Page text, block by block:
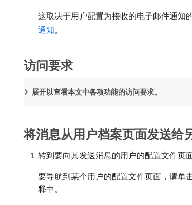
这取决于用户配置为接收的电子邮件通知
通知。
访问要求
展开以查看本文中各项功能的访问要求。
将消息从用户档案页面发送给
转到要向其发送消息的用户的配置文件页面
要导航到某个用户的配置文件页面，请单
释中。